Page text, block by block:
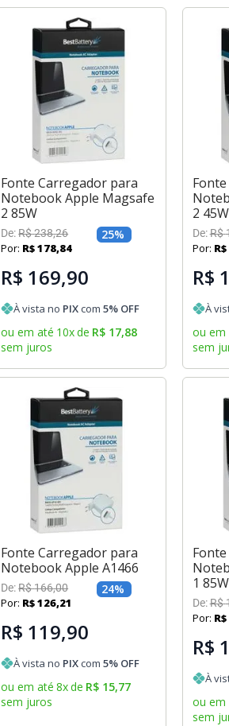
Fonte Carregador para
Notebook Apple Magsafe
2 85W
De:R$238,26 25%
Por: R$178,84
R$ 169,90
À vista no PIXcom5% OFF
ou em até 10xde R$ 17,88
sem juros
2 45W
De:R$
Por: R$
R$
À
ou em
sem
Fonte Carregador para
Notebook Apple A1466
De:R$166,00 24%
Por: R$126,21
R$ 119,90
À vista no PIXcom5% OFF
ou em até 8xde R$ 15,77
sem juros
1 85W
De:R$
Por: R$
R$
À
ou em
sem